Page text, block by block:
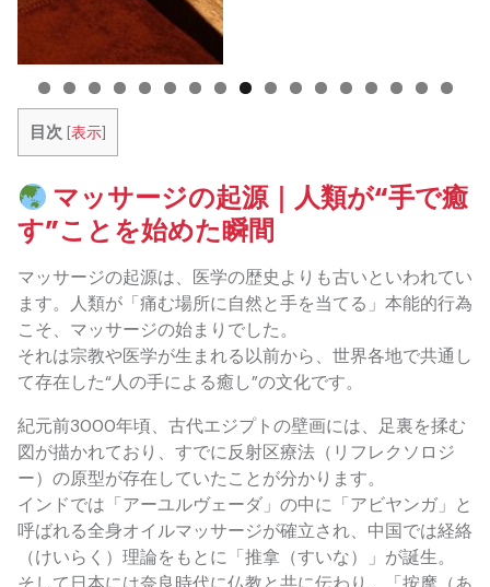
目次 [表示]
マッサージの起源｜人類が“手で癒
す”ことを始めた瞬間
マッサージの起源は、医学の歴史よりも古いといわれてい
ます。人類が「痛む場所に自然と手を当てる」本能的行為
こそ、マッサージの始まりでした。
それは宗教や医学が生まれる以前から、世界各地で共通し
て存在した“人の手による癒し”の文化です。
紀元前3000年頃、古代エジプトの壁画には、足裏を揉む
図が描かれており、すでに反射区療法（リフレクソロジ
ー）の原型が存在していたことが分かります。
インドでは「アーユルヴェーダ」の中に「アビヤンガ」と
呼ばれる全身オイルマッサージが確立され、中国では経絡
（けいらく）理論をもとに「推拿（すいな）」が誕生。